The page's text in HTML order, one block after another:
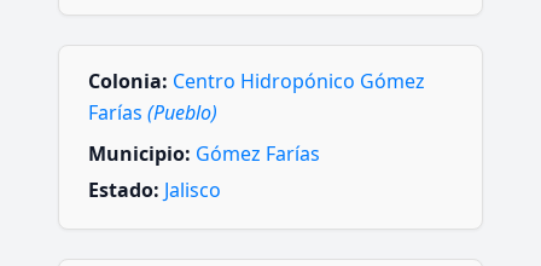
Colonia: Centro Hidropónico Gómez
Farías (Pueblo)
Municipio: Gómez Farías
Estado: Jalisco